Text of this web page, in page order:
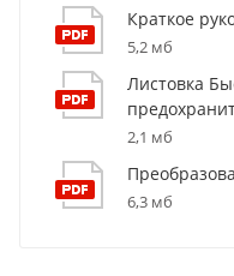
Краткое
5,2 мб
Листовка
2,1 мб
6,3 мб